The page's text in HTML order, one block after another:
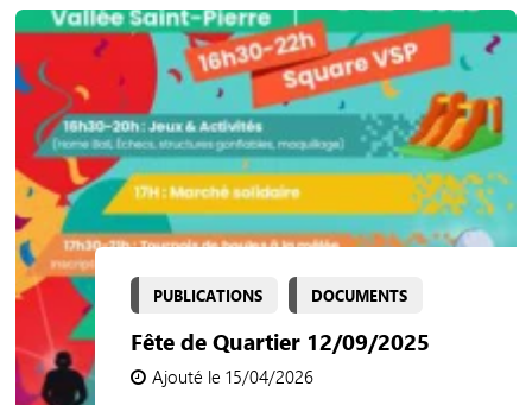
PUBLICATIONS DOCUMENTS
Fête de Quartier 12/09/2025
Ajouté le 15/04/2026